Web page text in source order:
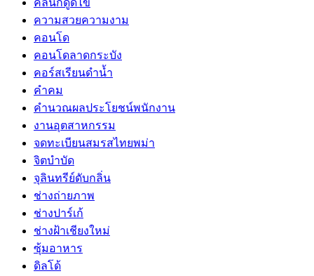
ความสวยความงาม
คอนโด
คอนโดลาดกระบัง
คอร์สเรียนดำน้ำ
คำคม
คำนวณผลประโยชน์พนักงาน
งานอุตสาหกรรม
จดทะเบียนสมรสไทยพม่า
จิตบำบัด
จุลินทรีย์ดับกลิ่น
ช่างถ่ายภาพ
ช่างปาร์เก้
ช่างฝ้าเชียงใหม่
ซุ้มอาหาร
ดิลโด้